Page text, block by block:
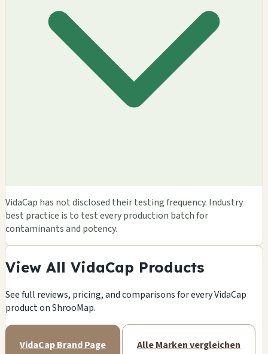
VidaCap has not disclosed their testing frequency. Industry
best practice is to test every production batch for
contaminants and potency.
View All VidaCap Products
See full reviews, pricing, and comparisons for every VidaCap
product on ShrooMap.
VidaCap Brand Page Alle Marken vergleichen